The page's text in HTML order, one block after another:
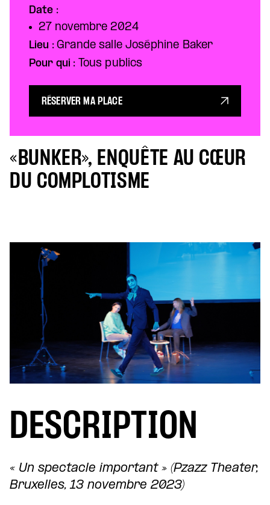
«BUNKER», ENQUÊTE AU CŒUR
DU COMPLOTISME
DESCRIPTION
« Un spectacle important » (Pzazz Theater,
Bruxelles, 13 novembre 2023)
Date :
27 novembre 2024
Lieu :Grande salle Joséphine Baker
Pour qui : Tous publics
RÉSERVER MA PLACE